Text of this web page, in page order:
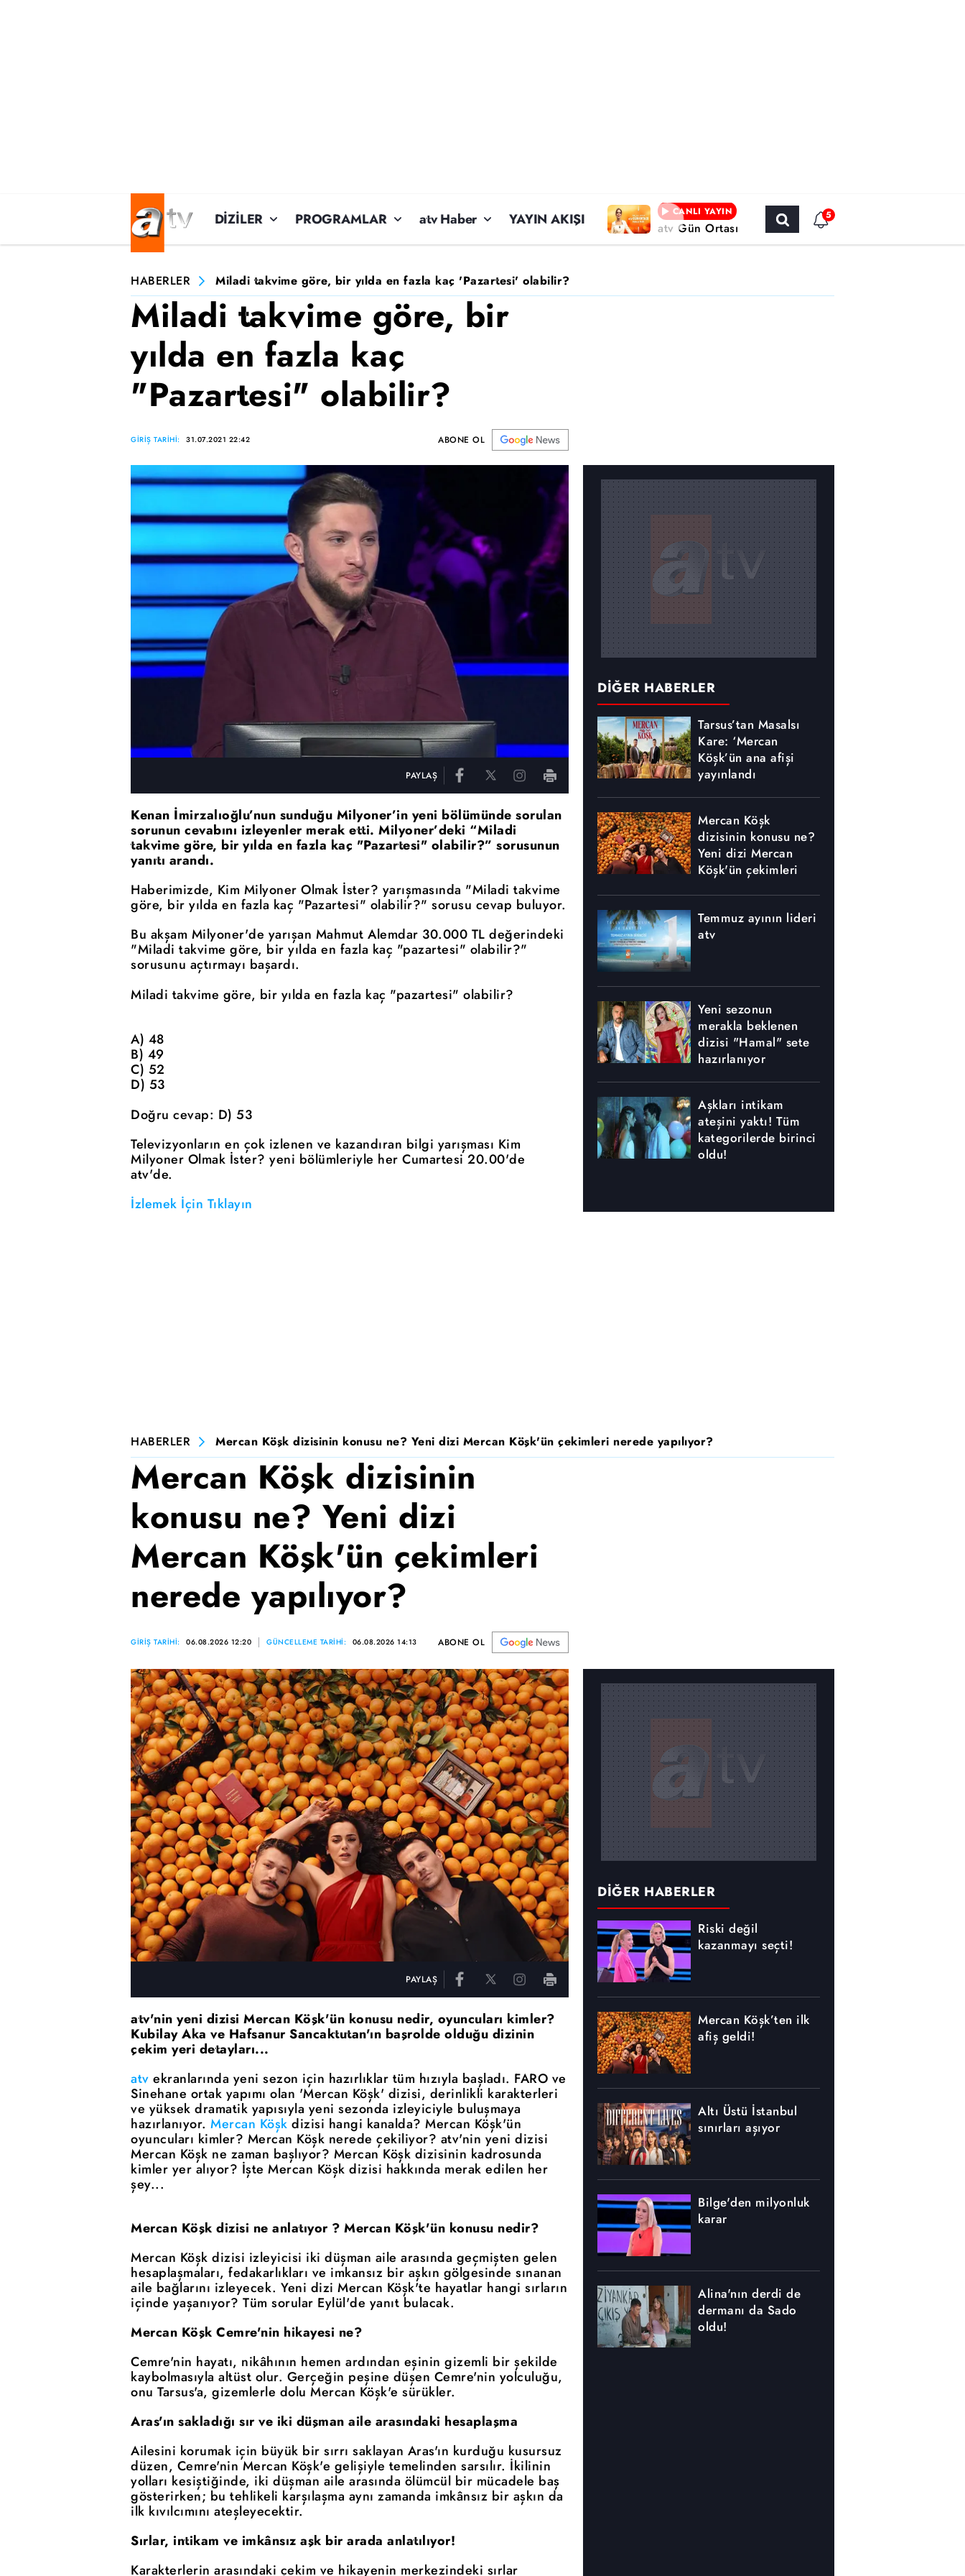
DİZİLER PROGRAMLAR atv Haber YAYIN AKIŞI CANLI YAYIN
atv Gün Ortası
5
HABERLER Miladi takvime göre, bir yılda en fazla kaç 'Pazartesi' olabilir?
Miladi takvime göre, bir
yılda en fazla kaç
"Pazartesi" olabilir?
GİRİŞ TARİHİ: 31.07.2021 22:42 ABONE OL
PAYLAŞ
Kenan İmirzalıoğlu’nun sunduğu Milyoner’in yeni bölümünde sorulan
sorunun cevabını izleyenler merak etti. Milyoner’deki “Miladi
takvime göre, bir yılda en fazla kaç "Pazartesi" olabilir?” sorusunun
yanıtı arandı.
Haberimizde, Kim Milyoner Olmak İster? yarışmasında "Miladi takvime
göre, bir yılda en fazla kaç "Pazartesi" olabilir?" sorusu cevap buluyor.
Bu akşam Milyoner'de yarışan Mahmut Alemdar 30.000 TL değerindeki
"Miladi takvime göre, bir yılda en fazla kaç "pazartesi" olabilir?"
sorusunu açtırmayı başardı.
Miladi takvime göre, bir yılda en fazla kaç "pazartesi" olabilir?
A) 48
B) 49
C) 52
D) 53
Doğru cevap: D) 53
Televizyonların en çok izlenen ve kazandıran bilgi yarışması Kim
Milyoner Olmak İster? yeni bölümleriyle her Cumartesi 20.00'de
atv'de.
İzlemek İçin Tıklayın
DİĞER HABERLER
Tarsus’tan Masalsı
Kare: ‘Mercan
Köşk’ün ana afişi
yayınlandı
Mercan Köşk
dizisinin konusu ne?
Yeni dizi Mercan
Köşk'ün çekimleri
Temmuz ayının lideri
atv
Yeni sezonun
merakla beklenen
dizisi "Hamal" sete
hazırlanıyor
Aşkları intikam
ateşini yaktı! Tüm
kategorilerde birinci
oldu!
HABERLER Mercan Köşk dizisinin konusu ne? Yeni dizi Mercan Köşk'ün çekimleri nerede yapılıyor?
Mercan Köşk dizisinin
konusu ne? Yeni dizi
Mercan Köşk'ün çekimleri
nerede yapılıyor?
GİRİŞ TARİHİ: 06.08.2026 12:20 GÜNCELLEME TARİHİ: 06.08.2026 14:13 ABONE OL
PAYLAŞ
atv'nin yeni dizisi Mercan Köşk'ün konusu nedir, oyuncuları kimler?
Kubilay Aka ve Hafsanur Sancaktutan'ın başrolde olduğu dizinin
çekim yeri detayları...
atv ekranlarında yeni sezon için hazırlıklar tüm hızıyla başladı. FARO ve
Sinehane ortak yapımı olan 'Mercan Köşk' dizisi, derinlikli karakterleri
ve yüksek dramatik yapısıyla yeni sezonda izleyiciyle buluşmaya
hazırlanıyor. Mercan Köşk dizisi hangi kanalda? Mercan Köşk'ün
oyuncuları kimler? Mercan Köşk nerede çekiliyor? atv'nin yeni dizisi
Mercan Köşk ne zaman başlıyor? Mercan Köşk dizisinin kadrosunda
kimler yer alıyor? İşte Mercan Köşk dizisi hakkında merak edilen her
şey...
Mercan Köşk dizisi ne anlatıyor ? Mercan Köşk'ün konusu nedir?
Mercan Köşk dizisi izleyicisi iki düşman aile arasında geçmişten gelen
hesaplaşmaları, fedakarlıkları ve imkansız bir aşkın gölgesinde sınanan
aile bağlarını izleyecek. Yeni dizi Mercan Köşk'te hayatlar hangi sırların
içinde yaşanıyor? Tüm sorular Eylül'de yanıt bulacak.
Mercan Köşk Cemre'nin hikayesi ne?
Cemre'nin hayatı, nikâhının hemen ardından eşinin gizemli bir şekilde
kaybolmasıyla altüst olur. Gerçeğin peşine düşen Cemre'nin yolculuğu,
onu Tarsus'a, gizemlerle dolu Mercan Köşk'e sürükler.
Aras'ın sakladığı sır ve iki düşman aile arasındaki hesaplaşma
Ailesini korumak için büyük bir sırrı saklayan Aras'ın kurduğu kusursuz
düzen, Cemre'nin Mercan Köşk'e gelişiyle temelinden sarsılır. İkilinin
yolları kesiştiğinde, iki düşman aile arasında ölümcül bir mücadele baş
gösterirken; bu tehlikeli karşılaşma aynı zamanda imkânsız bir aşkın da
ilk kıvılcımını ateşleyecektir.
Sırlar, intikam ve imkânsız aşk bir arada anlatılıyor!
Karakterlerin arasındaki çekim ve hikayenin merkezindeki sırlar
DİĞER HABERLER
Riski değil
kazanmayı seçti!
Mercan Köşk’ten ilk
afiş geldi!
Altı Üstü İstanbul
sınırları aşıyor
Bilge'den milyonluk
karar
Alina'nın derdi de
dermanı da Sado
oldu!